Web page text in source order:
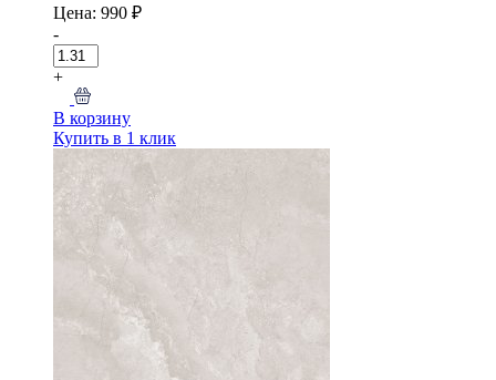
Цена: 990 ₽
-
+
В корзину
Купить в 1 клик